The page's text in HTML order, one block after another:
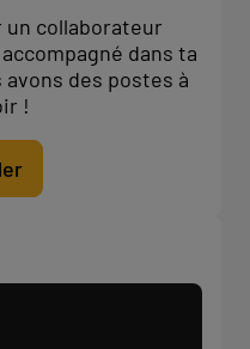
collaborateur
dans ta
des postes à
!